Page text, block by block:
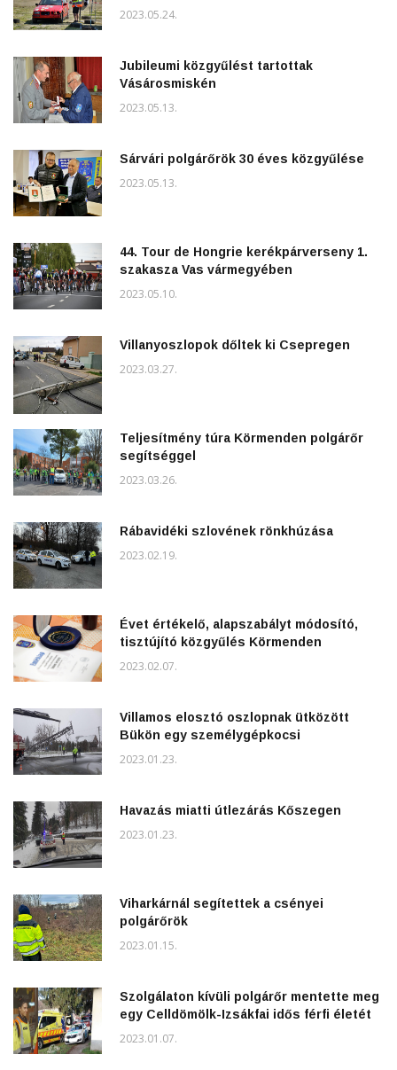
2023.05.24.
Jubileumi közgyűlést tartottak
Vásárosmiskén
2023.05.13.
Sárvári polgárőrök 30 éves közgyűlése
2023.05.13.
44. Tour de Hongrie kerékpárverseny 1.
szakasza Vas vármegyében
2023.05.10.
Villanyoszlopok dőltek ki Csepregen
2023.03.27.
Teljesítmény túra Körmenden polgárőr
segítséggel
2023.03.26.
Rábavidéki szlovének rönkhúzása
2023.02.19.
Évet értékelő, alapszabályt módosító,
tisztújító közgyűlés Körmenden
2023.02.07.
Villamos elosztó oszlopnak ütközött
Bükön egy személygépkocsi
2023.01.23.
Havazás miatti útlezárás Kőszegen
2023.01.23.
Viharkárnál segítettek a csényei
polgárőrök
2023.01.15.
Szolgálaton kívüli polgárőr mentette meg
egy Celldömölk-Izsákfai idős férfi életét
2023.01.07.